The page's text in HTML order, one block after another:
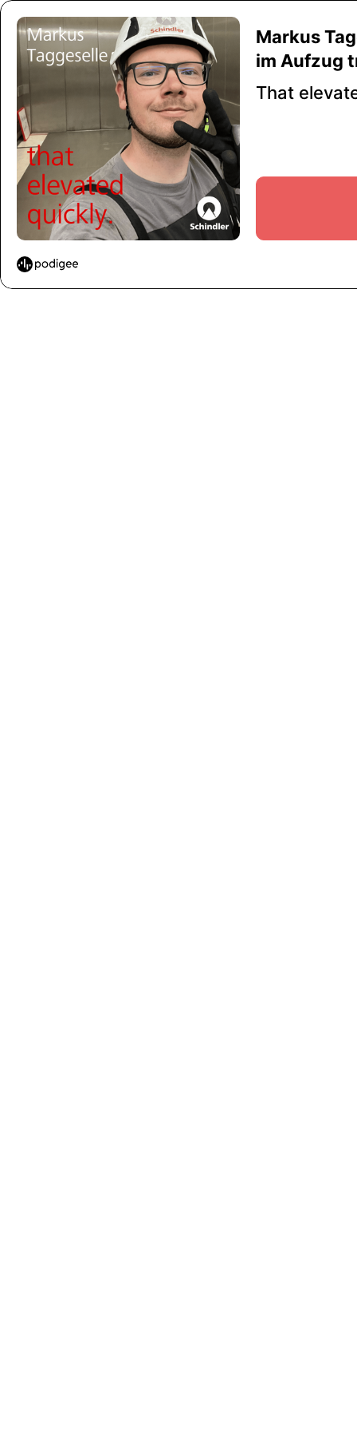
Markus
im Aufzug
That